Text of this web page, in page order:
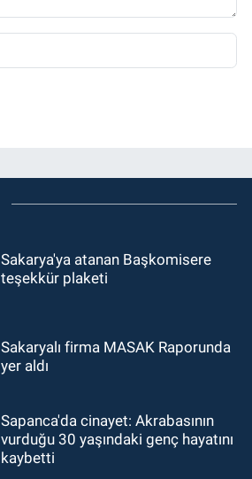
Sakarya'ya atanan Başkomisere
teşekkür plaketi
Sakaryalı firma MASAK Raporunda
yer aldı
Sapanca'da cinayet: Akrabasının
vurduğu 30 yaşındaki genç hayatını
kaybetti